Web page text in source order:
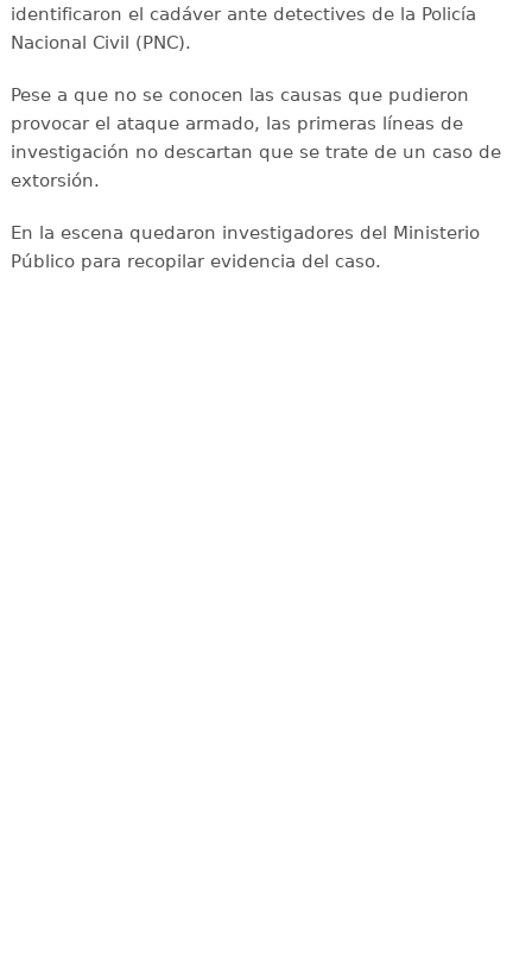
identificaron el cadáver ante detectives de la Policía
Nacional Civil (PNC).
Pese a que no se conocen las causas que pudieron
provocar el ataque armado, las primeras líneas de
investigación no descartan que se trate de un caso de
extorsión.
En la escena quedaron investigadores del Ministerio
Público para recopilar evidencia del caso.